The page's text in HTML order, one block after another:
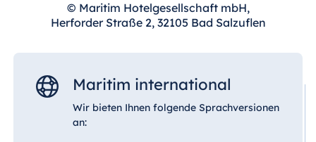
© Maritim Hotelgesellschaft mbH,
Herforder Straße 2, 32105 Bad Salzuflen
Maritim international
Wir bieten Ihnen folgende Sprachversionen
an: